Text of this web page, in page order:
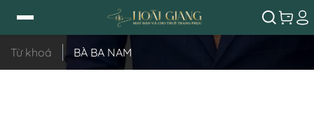
Từ khoá BÀ BA NAM